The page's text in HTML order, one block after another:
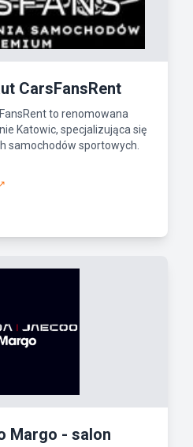
CarsFansRent
to renomowana
Katowic, specjalizująca się
samochodów sportowych.
↗
Margo - salon